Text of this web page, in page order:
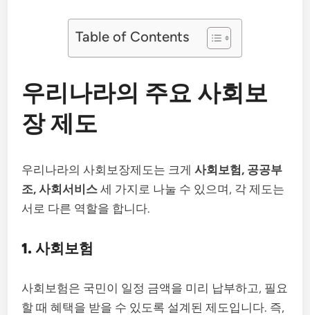
Table of Contents
우리나라의 주요 사회보
장 제도
우리나라의 사회보장제도는 크게사회보험, 공공부
조, 사회서비스 세 가지로 나눌 수 있으며, 각 제도는
서로 다른 역할을 합니다.
1. 사회보험
사회보험은 국민이 일정 금액을 미리 납부하고, 필요
할 때 혜택을 받을 수 있도록 설계된 제도입니다. 즉,